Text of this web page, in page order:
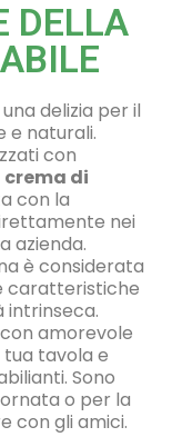
DELLA
delizia per il
e naturali.
con
crema di
con la
nei
azienda.
è considerata
caratteristiche
intrinseca.
amorevole
tavola e
Sono
o per la
con gli amici.